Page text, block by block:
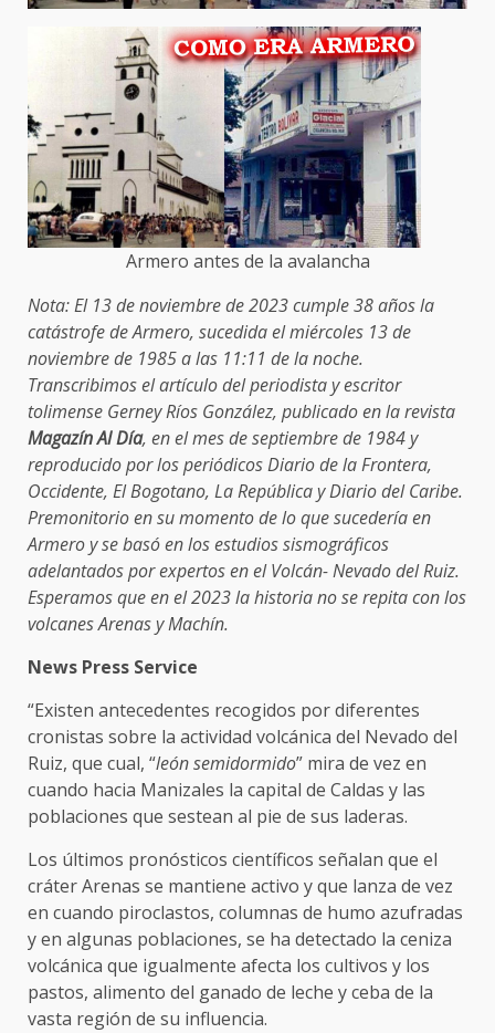
Armero antes de la avalancha
Nota: El 13 de noviembre de 2023 cumple 38 años la
catástrofe de Armero, sucedida el miércoles 13 de
noviembre de 1985 a las 11:11 de la noche.
Transcribimos el artículo del periodista y escritor
tolimense Gerney Ríos González, publicado en la revista
Magazín Al Día, en el mes de septiembre de 1984 y
reproducido por los periódicos Diario de la Frontera,
Occidente, El Bogotano, La República y Diario del Caribe.
Premonitorio en su momento de lo que sucedería en
Armero y se basó en los estudios sismográficos
adelantados por expertos en el Volcán- Nevado del Ruiz.
Esperamos que en el 2023 la historia no se repita con los
volcanes Arenas y Machín.
News Press Service
“Existen antecedentes recogidos por diferentes
cronistas sobre la actividad volcánica del Nevado del
Ruiz, que cual, “león semidormido” mira de vez en
cuando hacia Manizales la capital de Caldas y las
poblaciones que sestean al pie de sus laderas.
Los últimos pronósticos científicos señalan que el
cráter Arenas se mantiene activo y que lanza de vez
en cuando piroclastos, columnas de humo azufradas
y en algunas poblaciones, se ha detectado la ceniza
volcánica que igualmente afecta los cultivos y los
pastos, alimento del ganado de leche y ceba de la
vasta región de su influencia.